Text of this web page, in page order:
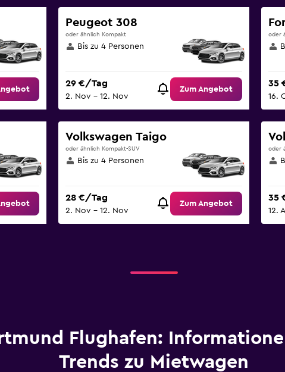
Peugeot 308
oder ähnlich Kompakt
Bis zu 4 Personen
29 €/Tag
2. Nov – 12. Nov
Zum Angebot
oder
35
16.
Volkswagen Taigo
oder ähnlich Kompakt-SUV
Bis zu 4 Personen
28 €/Tag
2. Nov – 12. Nov
Zum Angebot
oder
35
12.
Flughafen:
Trends zu Mietwagen